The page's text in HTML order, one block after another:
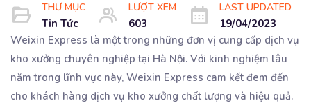
THƯ MỤC
Tin Tức
LƯỢT XEM
603
LAST UPDATED
19/04/2023
Weixin Express là một trong những đơn vị cung cấp dịch vụ
kho xưởng chuyên nghiệp tại Hà Nội. Với kinh nghiệm lâu
năm trong lĩnh vực này, Weixin Express cam kết đem đến
cho khách hàng dịch vụ kho xưởng chất lượng và hiệu quả.